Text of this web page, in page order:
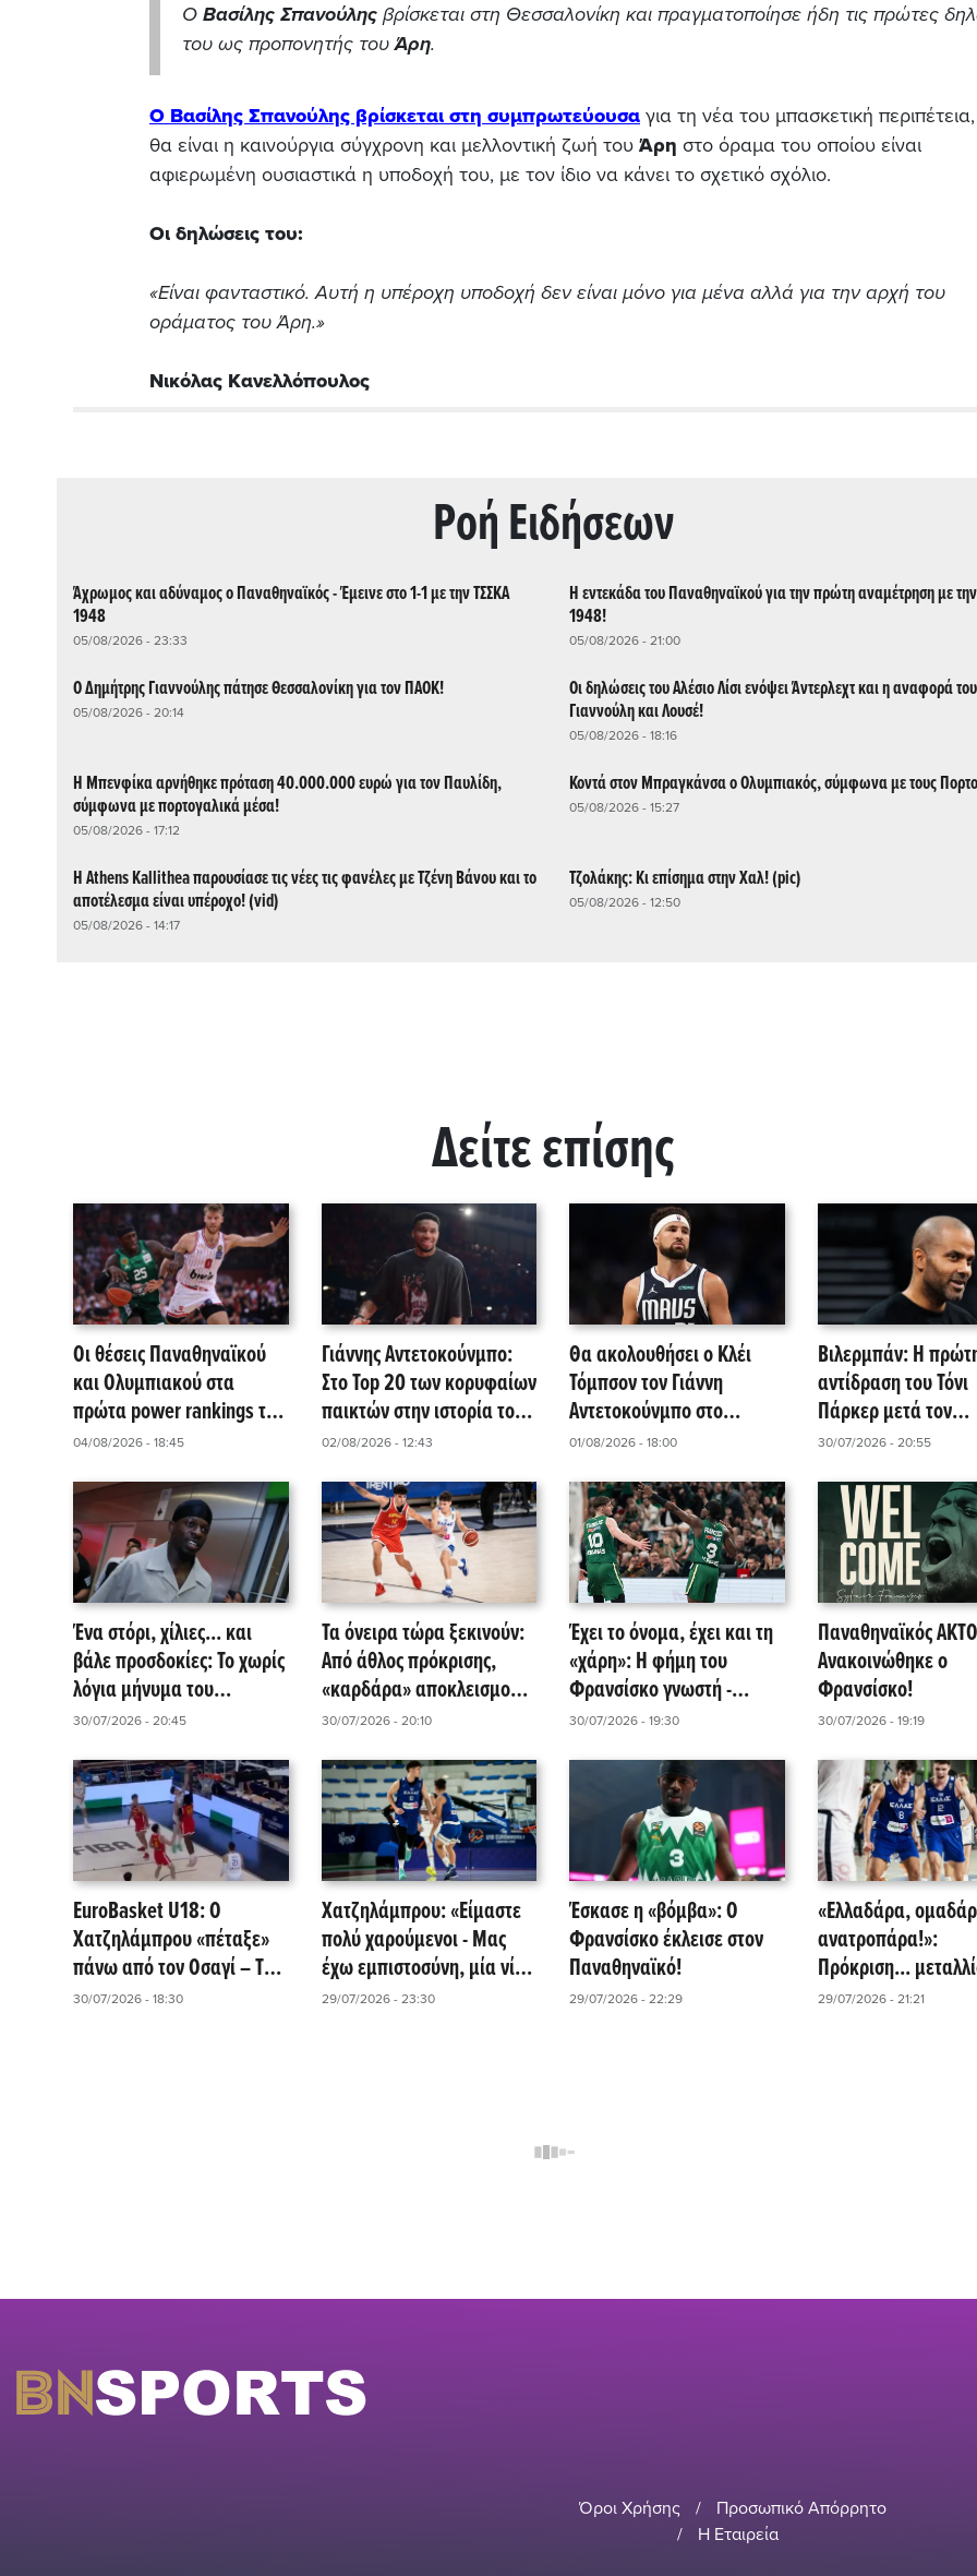
Ο Βασίλης Σπανούλης βρίσκεται στη Θεσσαλονίκη και πραγματοποίησε ήδη τις πρώτες
του ως προπονητής τουΆρη.
Ο Βασίλης Σπανούλης βρίσκεται στη συμπρωτεύουσα για τη νέα του μπασκετική
θα είναι η καινούργια σύγχρονη και μελλοντική ζωή του Άρη στο όραμα του οποίου είναι
αφιερωμένη ουσιαστικά η υποδοχή του, με τον ίδιο να κάνει το σχετικό σχόλιο.
Οι δηλώσεις του:
«Είναι φανταστικό. Αυτή η υπέροχη υποδοχή δεν είναι μόνο για μένα αλλά για την αρχή του
οράματος του Άρη.»
Νικόλας Κανελλόπουλος
Ρoή Ειδήσεων
Άχρωμος και αδύναμος ο Παναθηναϊκός - Έμεινε στο 1-1 με την ΤΣΣΚΑ
1948
05/08/2026 - 23:33
Η εντεκάδα του Παναθηναϊκού για την πρώτη αναμέτρηση με
1948!
05/08/2026 - 21:00
Ο Δημήτρης Γιαννούλης πάτησε Θεσσαλονίκη για τον ΠΑΟΚ!
05/08/2026 - 20:14
Οι δηλώσεις του Αλέσιο Λίσι ενόψει Άντερλεχτ και η αναφορά
Γιαννούλη και Λουσέ!
05/08/2026 - 18:16
Η Μπενφίκα αρνήθηκε πρόταση 40.000.000 ευρώ για τον Παυλίδη,
σύμφωνα με πορτογαλικά μέσα!
05/08/2026 - 17:12
Κοντά στον Μπραγκάνσα ο Ολυμπιακός, σύμφωνα με τους
05/08/2026 - 15:27
Η Athens Kallithea παρουσίασε τις νέες τις φανέλες με Τζένη Βάνου και το
αποτέλεσμα είναι υπέροχο! (vid)
05/08/2026 - 14:17
Τζολάκης: Κι επίσημα στην Χαλ! (pic)
05/08/2026 - 12:50
Δείτε επίσης
Οι θέσεις Παναθηναϊκού
και Ολυμπιακού στα
πρώτα power rankings της
EuroLeague!
04/08/2026 - 18:45
Γιάννης Αντετοκούνμπο:
Στο Top 20 των κορυφαίων
παικτών στην ιστορία του
NBA σύμφωνα με το
02/08/2026 - 12:43
Θα ακολουθήσει ο Κλέι
Τόμπσον τον Γιάννη
Αντετοκούνμπο στο
Μαϊάμι;
01/08/2026 - 18:00
Βιλερμπάν: Η
αντίδραση του Τόνι
Πάρκερ μετά τον
Φρανσίσκο – Τι
30/07/2026 - 20:55
Ένα στόρι, χίλιες... και
βάλε προσδοκίες: Το χωρίς
λόγια μήνυμα του
Φρανσίσκο στον
30/07/2026 - 20:45
Τα όνειρα τώρα ξεκινούν:
Από άθλος πρόκρισης,
«καρδάρα» αποκλεισμού
για την Εθνική - Με αύρα...
μεταλλίου της Ισπανίας!
30/07/2026 - 20:10
Έχει το όνομα, έχει και τη
«χάρη»: Η φήμη του
Φρανσίσκο γνωστή -
«Ανακοίνωση» με νόημα
30/07/2026 - 19:30
Παναθηναϊκός
Ανακοινώθηκε ο
Φρανσίσκο!
30/07/2026 - 19:19
EuroBasket U18: Ο
Χατζηλάμπρου «πέταξε»
πάνω από τον Οσαγί – Το
κάρφωμα που ξεσήκωσε
30/07/2026 - 18:30
Χατζηλάμπρου: «Είμαστε
πολύ χαρούμενοι - Μας
έχω εμπιστοσύνη, μία νίκη
μόλις από το όνειρο!»
29/07/2026 - 23:30
Έσκασε η «βόμβα»: Ο
Φρανσίσκο έκλεισε στον
Παναθηναϊκό!
29/07/2026 - 22:29
«Ελλαδάρα,
ανατροπάρα!»:
Πρόκριση...
Εθνική - Νίκη δια
29/07/2026 - 21:21
Όροι Χρήσης /
Προσωπικό Απόρρητο
/
Η Εταιρεία